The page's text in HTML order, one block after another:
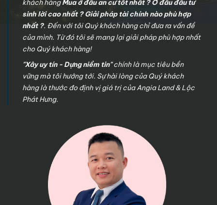
khách hàngMua ở đâu an cư tốt nhất ? Ở đâu đầu tư
sinh lời cao nhất ? Giải pháp tài chính nào phù hợp
nhất ?. Đến với tôi Quý khách hàng chỉ đưa ra vấn đề
của mình. Từ đó tôi sẽ mang lại giải pháp phù hợp nhất
cho Quý khách hàng!
"Xây uy tín - Dựng niềm tin"chính là mục tiêu bền
vững mà tôi hướng tới. Sự hài lòng của Quý khách
hàng là thước đo định vị giá trị của Angia Land & Lộc
Phát Hưng.